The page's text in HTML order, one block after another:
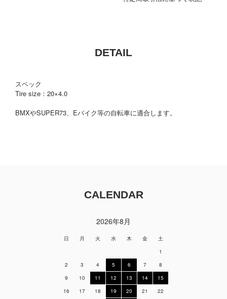
DETAIL
スペック
Tire size：20×4.0
BMXやSUPER73、Eバイク等の自転車に適合します。
CALENDAR
2026年8月
日 月 火 水 木 金
土
1
2
3 4 5 6 7
8
9
10 11 12 13 14
15
16
17 18 19 20 21
22